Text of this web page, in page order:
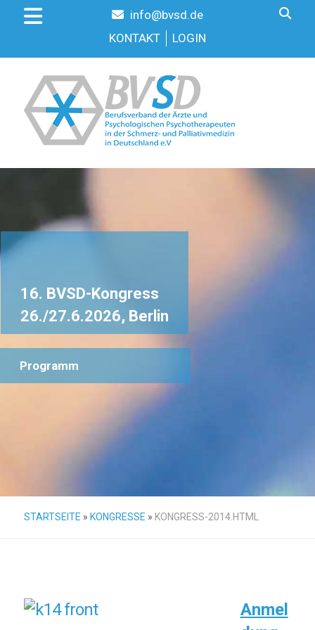
info@bvsd.de
KONTAKT
LOGIN
16. BVSD-Kongress
26./27.6.2026, Berlin
Programm
STARTSEITE » KONGRESSE » KONGRESS-2014.HTML
Anmel